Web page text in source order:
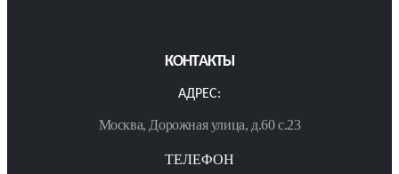
КОНТАКТЫ
АДРЕС:
Москва, Дорожная улица, д.60 с.23
ТЕЛЕФОН